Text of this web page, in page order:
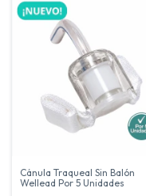
Cánula Traqueal Sin Balón
Wellead Por 5 Unidades